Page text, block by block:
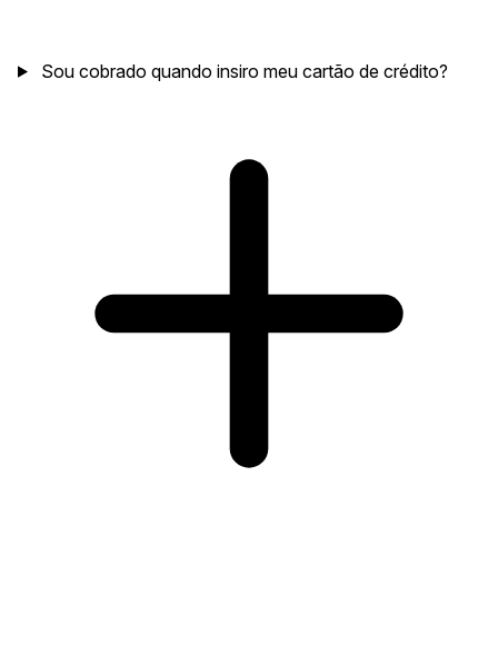
Sou cobrado quando insiro meu cartão de crédito?